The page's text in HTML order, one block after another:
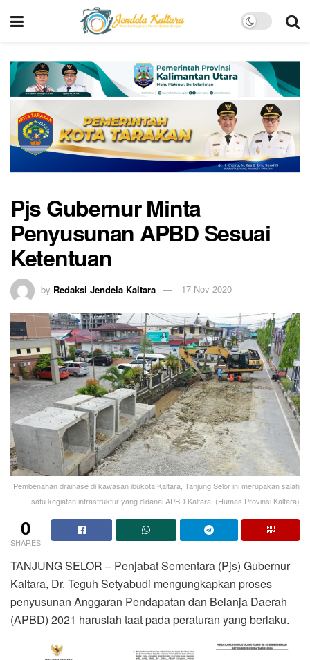
Pjs Gubernur Minta
Penyusunan APBD Sesuai
Ketentuan
by Redaksi Jendela Kaltara 17 Nov 2020
Pembenahan drainase di kawasan ibukota Kaltara, Tanjung Selor ini merupakan salah
satu kegiatan infrastruktur yang didanai APBD Kaltara. (Humas Provinsi Kaltara)
0
SHARES
TANJUNG SELOR – Penjabat Sementara (Pjs) Gubernur
Kaltara, Dr. Teguh Setyabudi mengungkapkan proses
penyusunan Anggaran Pendapatan dan Belanja Daerah
(APBD) 2021 haruslah taat pada peraturan yang berlaku.